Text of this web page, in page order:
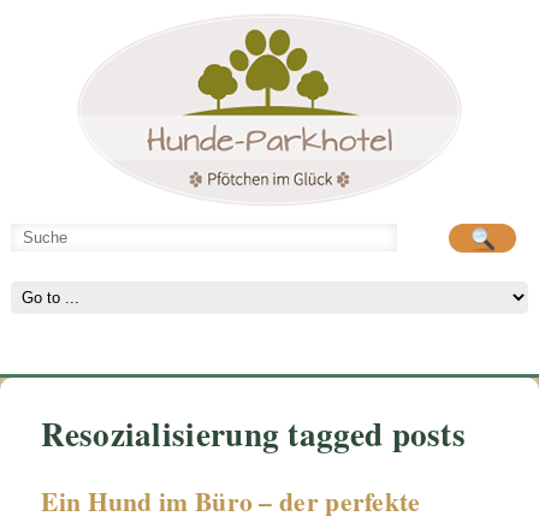
Hunde-Parkhotel
Resozialisierung tagged posts
Ein Hund im Büro – der perfekte